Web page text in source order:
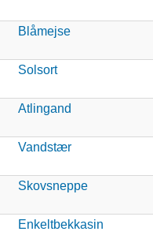
Blåmejse
Solsort
Atlingand
Vandstær
Skovsneppe
Enkeltbekkasin